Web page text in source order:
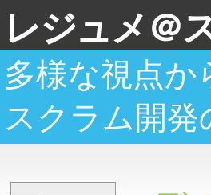
レジュメ＠
多様な視点か
スクラム開発